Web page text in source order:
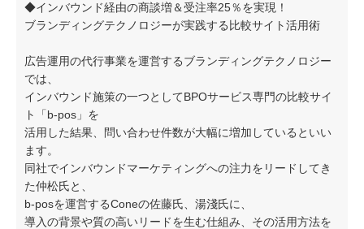
◆インバウンド経由の商談増＆受注率25％を実現！
ブランディングテクノロジーが実践する比較サイト活用術
広告運用の代行事業を運営するブランディングテクノロジー
では、
インバウンド施策の一つとしてBPOサービス専門の比較サイ
ト「b-pos」を
活用した結果、問い合わせ件数が大幅に増加しているといい
ます。
同社でインバウンドマーケティングへの注力をリードしてき
た仲松氏と、
b-posを運営するConeの佐藤氏、湯淺氏に、
導入の背景や質の高いリードを生む仕組み、その活用方法を